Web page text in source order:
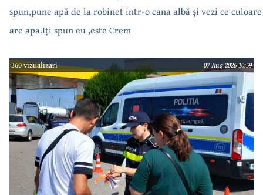
spun,pune apă de la robinet intr-o cana albă și vezi ce culoare
are apa.Iți spun eu ,este Crem
360 vizualizari 07 Aug 2026 10:59